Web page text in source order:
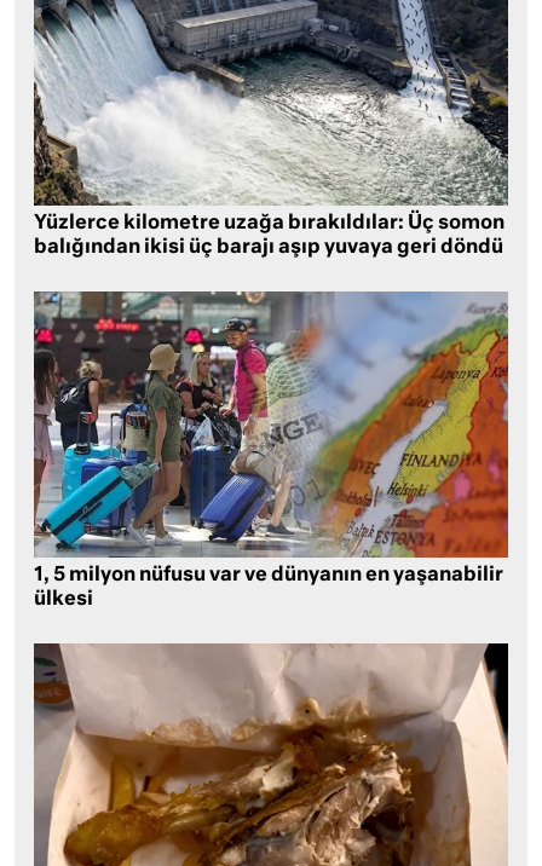
Yüzlerce kilometre uzağa bırakıldılar: Üç somon
balığından ikisi üç barajı aşıp yuvaya geri döndü
1, 5 milyon nüfusu var ve dünyanın en yaşanabilir
ülkesi